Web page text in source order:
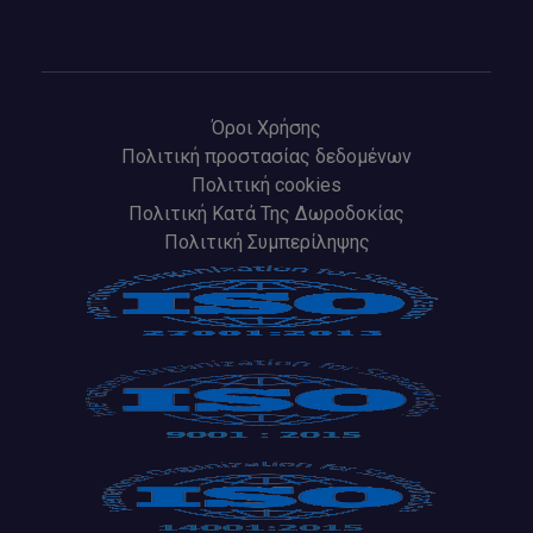
Όροι Χρήσης
Πολιτική προστασίας δεδομένων
Πολιτική cookies
Πολιτική Κατά Της Δωροδοκίας
Πολιτική Συμπερίληψης